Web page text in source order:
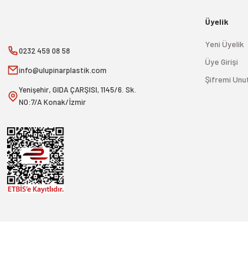
0232 459 08 58
info@ulupinarplastik.com
Yenişehir, GIDA ÇARŞISI, 1145/6. Sk.
NO:7/A Konak/İzmir
Üyelik
Yeni Üyelik
Üye Girişi
Şifremi